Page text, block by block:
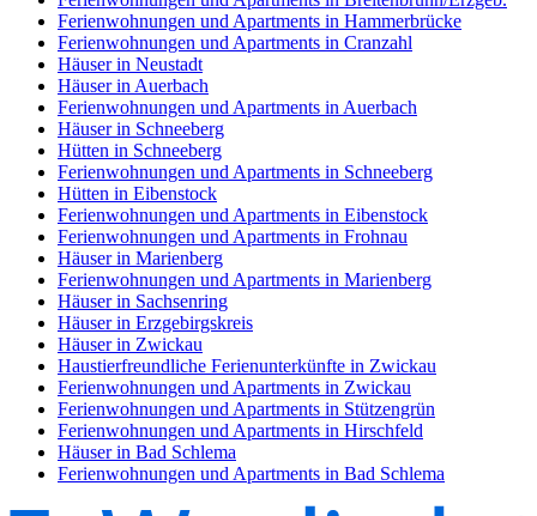
Ferienwohnungen und Apartments in Hammerbrücke
Ferienwohnungen und Apartments in Cranzahl
Häuser in Neustadt
Häuser in Auerbach
Ferienwohnungen und Apartments in Auerbach
Häuser in Schneeberg
Hütten in Schneeberg
Ferienwohnungen und Apartments in Schneeberg
Hütten in Eibenstock
Ferienwohnungen und Apartments in Eibenstock
Ferienwohnungen und Apartments in Frohnau
Häuser in Marienberg
Ferienwohnungen und Apartments in Marienberg
Häuser in Sachsenring
Häuser in Erzgebirgskreis
Häuser in Zwickau
Haustierfreundliche Ferienunterkünfte in Zwickau
Ferienwohnungen und Apartments in Zwickau
Ferienwohnungen und Apartments in Stützengrün
Ferienwohnungen und Apartments in Hirschfeld
Häuser in Bad Schlema
Ferienwohnungen und Apartments in Bad Schlema